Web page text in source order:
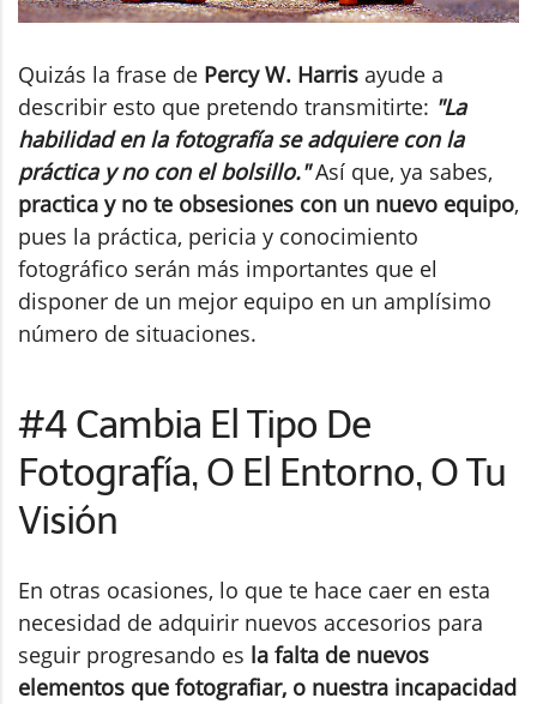
Quizás la frase de Percy W. Harris ayude a
describir esto que pretendo transmitirte: "La
habilidad en la fotografía se adquiere con la
práctica y no con el bolsillo."Así que, ya sabes,
practica y no te obsesiones con un nuevo equipo,
pues la práctica, pericia y conocimiento
fotográfico serán más importantes que el
disponer de un mejor equipo en un amplísimo
número de situaciones.
#4 Cambia El Tipo De
Fotografía, O El Entorno, O Tu
Visión
En otras ocasiones, lo que te hace caer en esta
necesidad de adquirir nuevos accesorios para
seguir progresando es la falta de nuevos
elementos que fotografiar, o nuestra incapacidad